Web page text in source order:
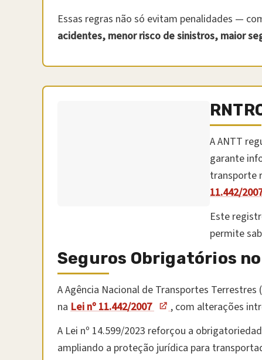
Essas regras não só evitam penalidades —
acidentes, menor risco de sinistros, maior
A ANTT
garante
transporte
11.442/
Este
permite
Seguros Obrigatórios
A Agência Nacional de Transportes Terrestres
na Lei nº 11.442/2007 , com alterações
A Lei nº 14.599/2023 reforçou a
ampliando a proteção jurídica para